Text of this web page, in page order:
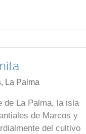
, La Palma
de La Palma, la isla
de Marcos y
del cultivo